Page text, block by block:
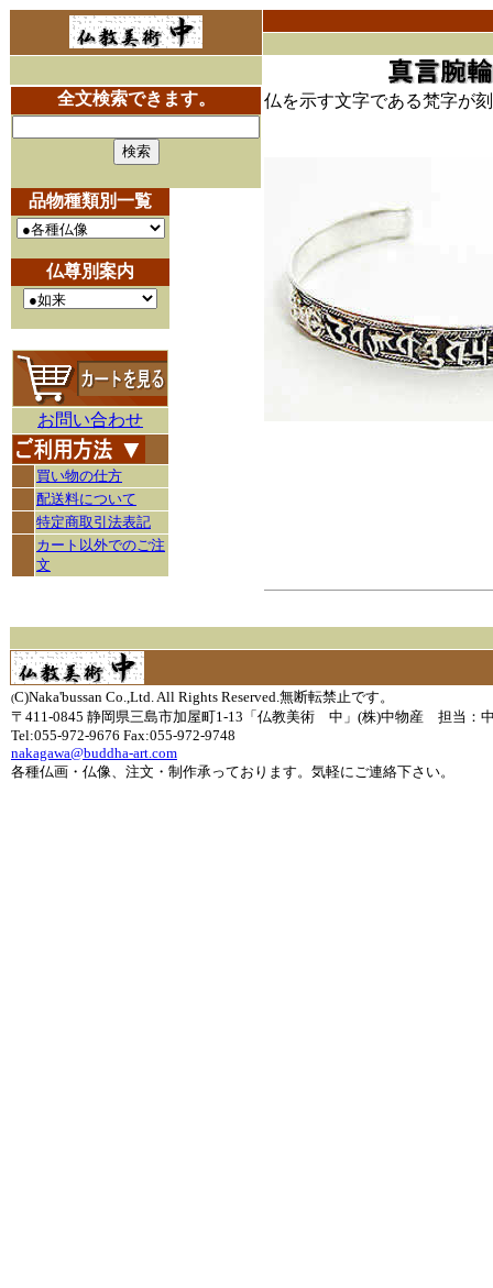
全文検索できます。
品物種類別一覧
仏尊別案内
お問い合わせ
買い物の仕方
配送料について
特定商取引法表記
カート以外でのご注
文
仏を示す文字である梵字が
(C)Naka'bussan Co.,Ltd. All Rights Reserved.無断転禁止です。
〒411-0845 静岡県三島市加屋町1-13「仏教美術 中」(株)中物産 担当：
Tel:055-972-9676 Fax:055-972-9748
nakagawa@buddha-art.com
各種仏画・仏像、注文・制作承っております。気軽にご連絡下さい。